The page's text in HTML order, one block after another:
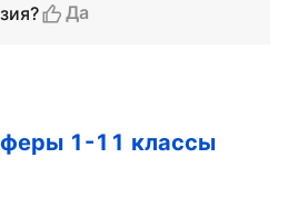
Да
1-11 классы